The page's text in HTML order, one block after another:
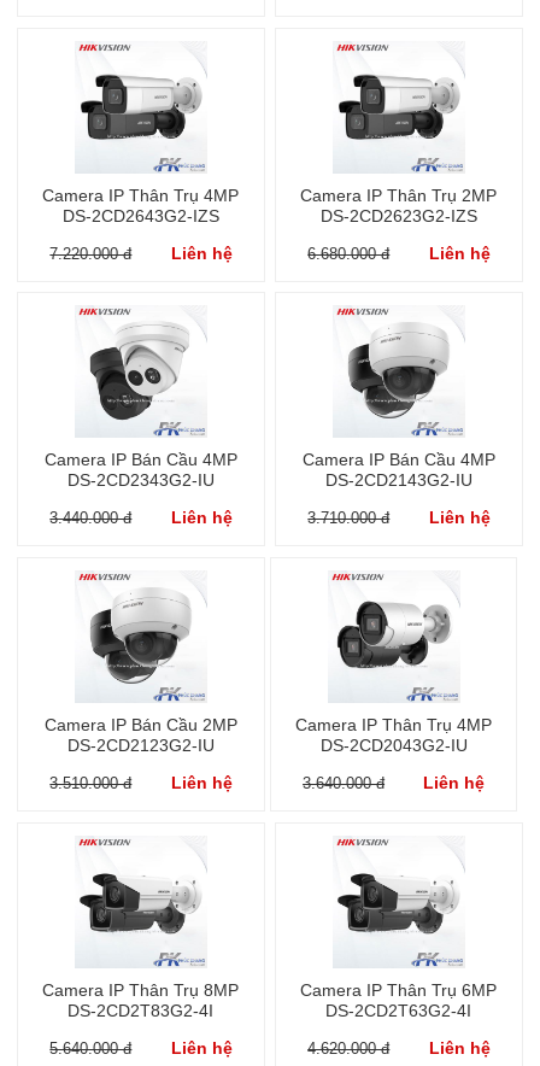
Camera IP Thân Trụ 4MP
DS-2CD2643G2-IZS
7.220.000 đ Liên hệ
Camera IP Thân Trụ 2MP
DS-2CD2623G2-IZS
6.680.000 đ Liên hệ
Camera IP Bán Cầu 4MP
DS-2CD2343G2-IU
3.440.000 đ Liên hệ
Camera IP Bán Cầu 4MP
DS-2CD2143G2-IU
3.710.000 đ Liên hệ
Camera IP Bán Cầu 2MP
DS-2CD2123G2-IU
3.510.000 đ Liên hệ
Camera IP Thân Trụ 4MP
DS-2CD2043G2-IU
3.640.000 đ Liên hệ
Camera IP Thân Trụ 8MP
DS-2CD2T83G2-4I
5.640.000 đ Liên hệ
Camera IP Thân Trụ 6MP
DS-2CD2T63G2-4I
4.620.000 đ Liên hệ